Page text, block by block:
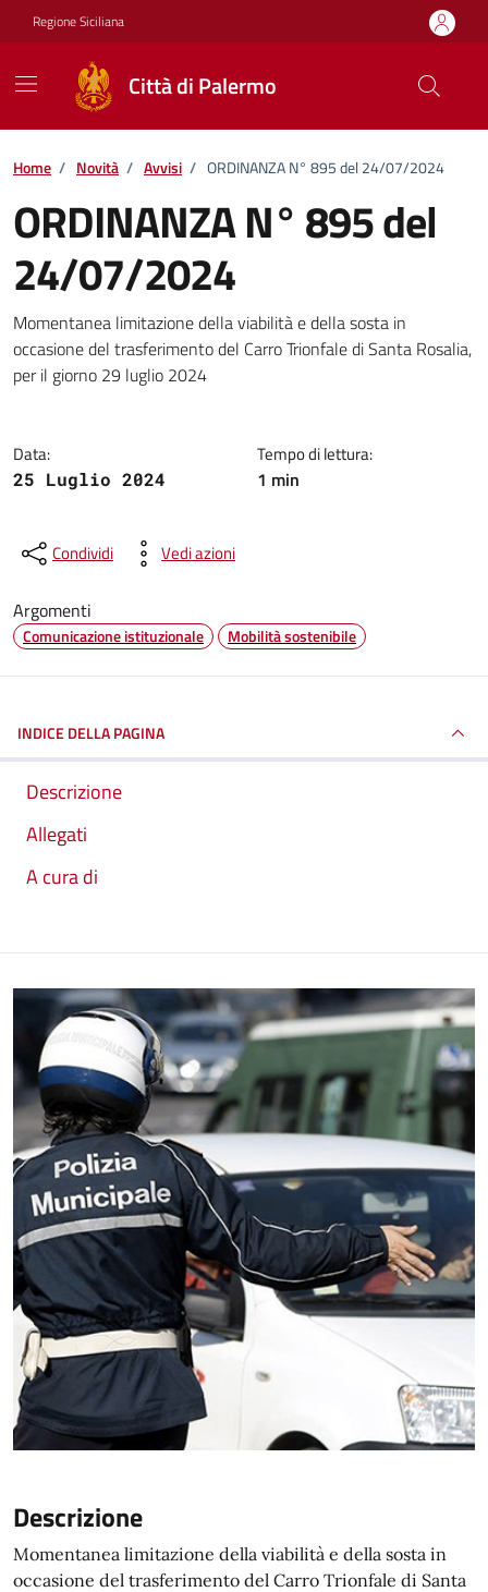
Vai ai contenuti
Vai al footer
Regione Siciliana
Città di Palermo
Home / Novità / Avvisi / ORDINANZA N° 895 del 24/07/2024
ORDINANZA N° 895 del
24/07/2024
Dettagli della notizia
Momentanea limitazione della viabilità e della sosta in
occasione del trasferimento del Carro Trionfale di Santa Rosalia,
per il giorno 29 luglio 2024
Data:
25 Luglio 2024
Tempo di lettura:
1 min
Condividi Vedi azioni
Argomenti
Comunicazione istituzionale Mobilità sostenibile
INDICE DELLA PAGINA
Descrizione
Allegati
A cura di
Descrizione
Momentanea limitazione della viabilità e della sosta in
occasione del trasferimento del Carro Trionfale di Santa